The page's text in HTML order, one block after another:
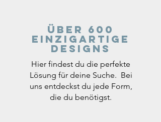
Über 600
einzigartige
Designs
Hier findest du die perfekte
Lösung für deine Suche. Bei
uns entdeckst du jede Form,
die du benötigst.